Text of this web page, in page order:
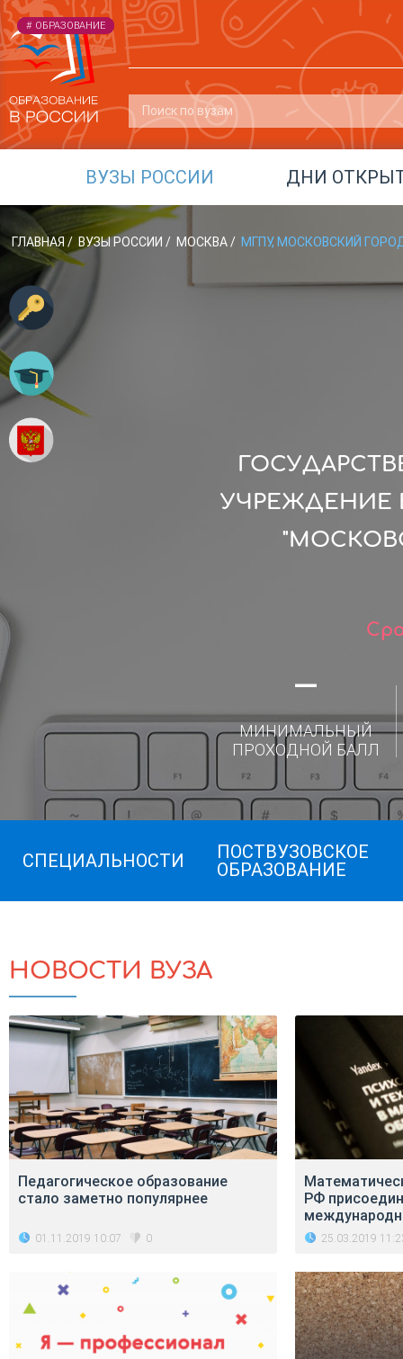
ВУЗЫ РОССИИ ДНИ
ГЛАВНАЯ / ВУЗЫ РОССИИ / МОСКВА/ МГПУ, МОСКОВСКИЙ
УЧРЕЖДЕНИЕ
—
МИНИМАЛЬНЫЙ
ПРОХОДНОЙ БАЛЛ
СПЕЦИАЛЬНОСТИ
ПОСТВУЗОВСКОЕ
ОБРАЗОВАНИЕ
НОВОСТИ ВУЗА
Педагогическое образование
стало заметно популярнее
01.11.2019 10:07 0
РФ
25.03.2019
# ОБЩЕСТВО
# ОБРАЗОВАНИЕ
# ОБРАЗОВАНИЕ